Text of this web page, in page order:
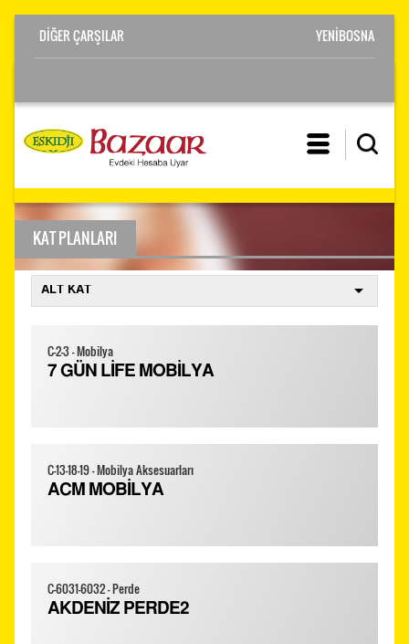
YENİBOSNA
KAT PLANLARI
C-2-3 - Mobilya
7 GÜN LİFE MOBİLYA
C-13-18-19 - Mobilya Aksesuarları
ACM MOBİLYA
C-6031-6032 - Perde
AKDENİZ PERDE2